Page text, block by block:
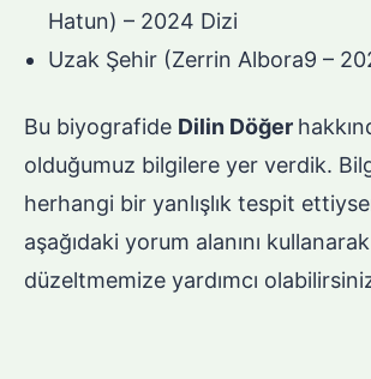
Hatun) – 2024 Dizi
Uzak Şehir (Zerrin Albora9 –
Bu biyografide Dilin Döğer
olduğumuz bilgilere yer verdik.
herhangi bir yanlışlık tespit
aşağıdaki yorum alanını kullanarak
düzeltmemize yardımcı